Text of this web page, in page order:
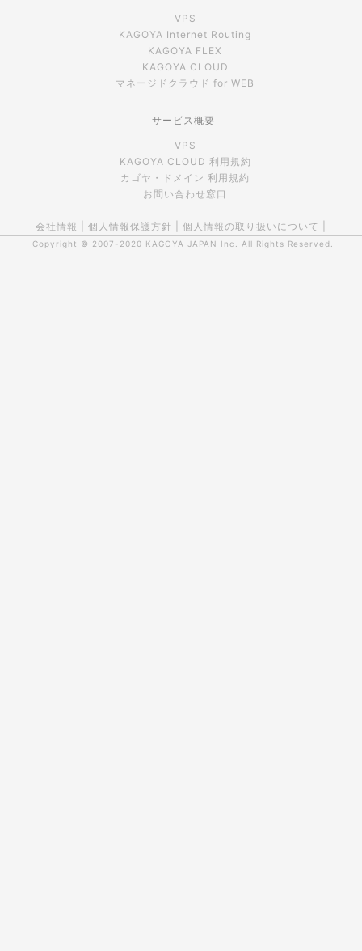
VPS
KAGOYA Internet Routing
KAGOYA FLEX
KAGOYA CLOUD
マネージドクラウド for WEB
サービス概要
VPS
KAGOYA CLOUD 利用規約
カゴヤ・ドメイン 利用規約
お問い合わせ窓口
会社情報 個人情報保護方針 個人情報の取り扱いについて
Copyright © 2007-2020 KAGOYA JAPAN Inc. All Rights Reserved.